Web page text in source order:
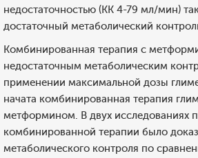
недостаточностью (КК 4-79 мл/мин)
достаточный метаболический
Комбинированная терапия с
недостаточным метаболическим
применении максимальной дозы
начата комбинированная терапия
метформином. В двух исследованиях
комбинированной терапии было
метаболического контроля по